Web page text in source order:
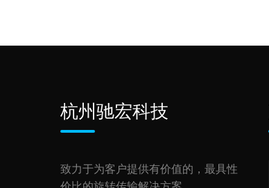
杭州驰宏科技
致力于为客户提供有价值的，最具性